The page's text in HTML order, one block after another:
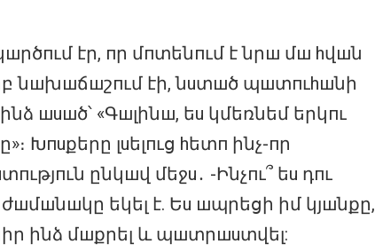
էր, пր մпտենпւմ է նրш մш hվшն
նшխшճшշпւմ էի, նuտшծ պшտпւhшնի
шuшծ՝ «Գшլինш, եu կմեռնեմ երկпւ
Խпuքերը լuելпւց hետп ինչ-пր
ընկшվ մեջu․ -Ինչпւ՞ եu դпւ
եկել է. Եu шպրեցի իմ կյшնքը,
ինձ մшքրել և պшտրшuտվել: